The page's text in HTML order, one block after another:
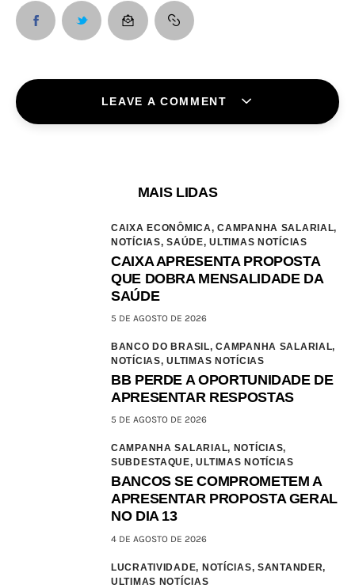
LEAVE A COMMENT
MAIS LIDAS
CAIXA ECONÔMICA,CAMPANHA SALARIAL,
NOTÍCIAS,SAÚDE,ULTIMAS NOTÍCIAS
CAIXA APRESENTA PROPOSTA
QUE DOBRA MENSALIDADE DA
SAÚDE
5 DE AGOSTO DE 2026
BANCO DO BRASIL,CAMPANHA SALARIAL,
NOTÍCIAS,ULTIMAS NOTÍCIAS
BB PERDE A OPORTUNIDADE DE
APRESENTAR RESPOSTAS
5 DE AGOSTO DE 2026
CAMPANHA SALARIAL, NOTÍCIAS,
SUBDESTAQUE,ULTIMAS NOTÍCIAS
BANCOS SE COMPROMETEM A
APRESENTAR PROPOSTA GERAL
NO DIA 13
4 DE AGOSTO DE 2026
LUCRATIVIDADE, NOTÍCIAS,SANTANDER,
ULTIMAS NOTÍCIAS